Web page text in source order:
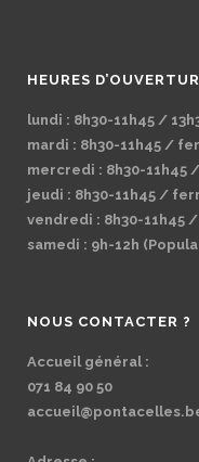
HEURES
lundi : 8h30-11h45 /
mardi : 8h30-11h45 /
mercredi : 8h30-11h45 /
jeudi : 8h30-11h45 /
vendredi : 8h30-11h45 /
samedi : 9h-12h
NOUS CONTACTER ?
Accueil général :
071 84 90 50